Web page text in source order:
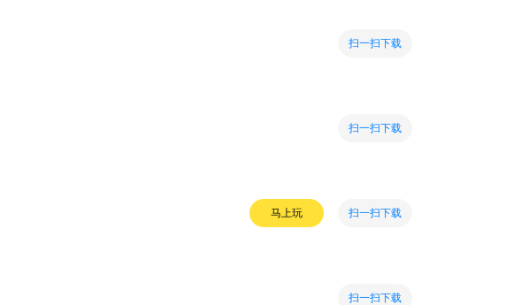
扫一扫下载
扫一扫下载
马上玩 扫一扫下载
扫一扫下载